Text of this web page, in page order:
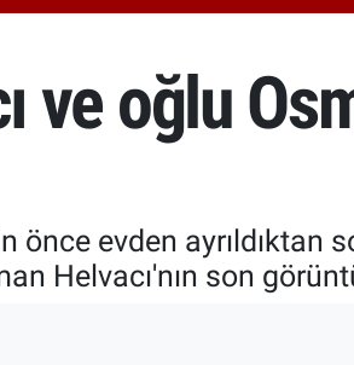
ve oğlu
evden ayrıldıktan
Helvacı'nın son